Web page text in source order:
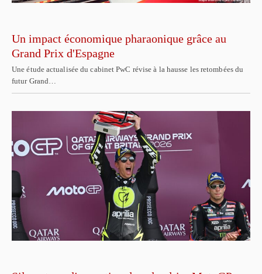
Un impact économique pharaonique grâce au
Grand Prix d'Espagne
Une étude actualisée du cabinet PwC révise à la hausse les retombées du
futur Grand…